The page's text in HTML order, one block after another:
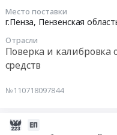
Место поставки
г.Пенза, Пензенская
Отрасли
Поверка и калибровка
средств
№110718097844